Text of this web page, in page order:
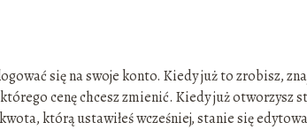
się na swoje konto. Kiedy już to zrobisz,
cenę chcesz zmienić. Kiedy już otworzysz
którą ustawiłeś wcześniej, stanie się